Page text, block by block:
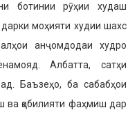
ботинии рӯҳии худаш
моҳияти худии шахс
анҷомдодаи худро
Албат­та, сатҳи
Баъзеҳо, ба сабабҳои
ва қобилияти фаҳмиш дар